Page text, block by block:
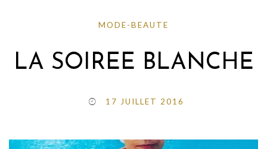
MODE-BEAUTE
LA SOIREE BLANCHE
17 JUILLET 2016